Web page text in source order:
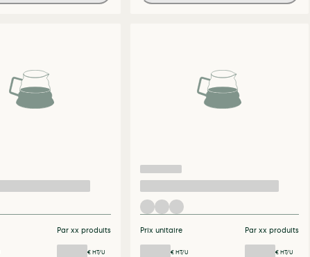
Par xx produits
€ HT/U
Prix unitaire
€ HT/U
Par xx produits
€ HT/U